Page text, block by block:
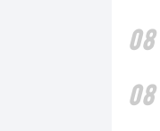
08
08